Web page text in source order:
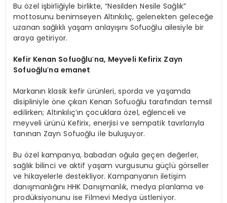
Bu özel işbirliğiyle birlikte, “Nesilden Nesile Sağlık”
mottosunu benimseyen Altınkılıç, gelenekten geleceğe
uzanan sağlıklı yaşam anlayışını Sofuoğlu ailesiyle bir
araya getiriyor.
Kefir Kenan Sofuoğlu’na, Meyveli Kefirix Zayn
Sofuoğlu’na emanet
Markanın klasik kefir ürünleri, sporda ve yaşamda
disipliniyle öne çıkan Kenan Sofuoğlu tarafından temsil
edilirken; Altınkılıç’ın çocuklara özel, eğlenceli ve
meyveli ürünü Kefirix, enerjisi ve sempatik tavırlarıyla
tanınan Zayn Sofuoğlu ile buluşuyor.
Bu özel kampanya, babadan oğula geçen değerler,
sağlık bilinci ve aktif yaşam vurgusunu güçlü görseller
ve hikayelerle destekliyor. Kampanyanın iletişim
danışmanlığını HHK Danışmanlık, medya planlama ve
prodüksiyonunu ise Filmevi Medya üstleniyor.